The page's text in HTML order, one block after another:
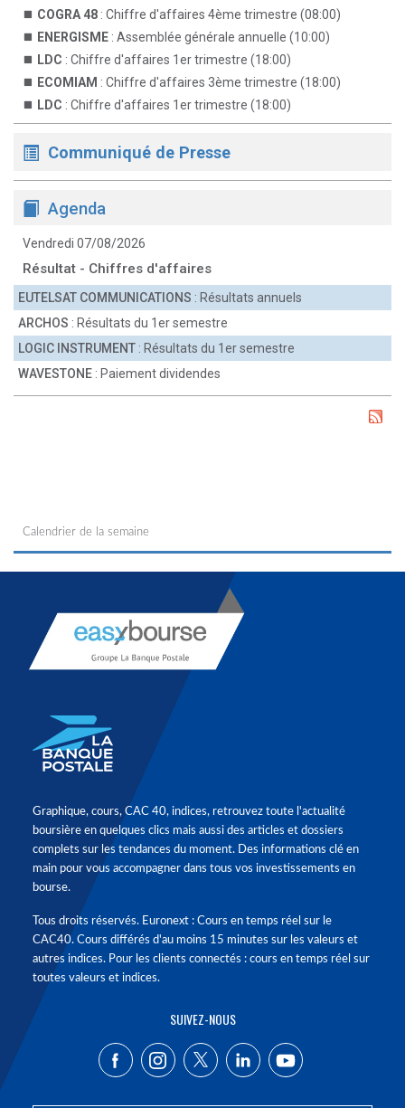
COGRA 48 : Chiffre d'affaires 4ème trimestre (08:00)
ENERGISME : Assemblée générale annuelle (10:00)
LDC : Chiffre d'affaires 1er trimestre (18:00)
ECOMIAM : Chiffre d'affaires 3ème trimestre (18:00)
LDC : Chiffre d'affaires 1er trimestre (18:00)
Communiqué de Presse
Agenda
Vendredi 07/08/2026
Résultat - Chiffres d'affaires
EUTELSAT COMMUNICATIONS : Résultats annuels
ARCHOS : Résultats du 1er semestre
LOGIC INSTRUMENT : Résultats du 1er semestre
WAVESTONE : Paiement dividendes
Calendrier de la semaine
Graphique, cours, CAC 40, indices, retrouvez toute l'actualité
boursière en quelques clics mais aussi des articles et dossiers
complets sur les tendances du moment. Des informations clé en
main pour vous accompagner dans tous vos investissements en
bourse.
Tous droits réservés. Euronext : Cours en temps réel sur le
CAC40. Cours différés d'au moins 15 minutes sur les valeurs et
autres indices. Pour les clients connectés : cours en temps réel sur
toutes valeurs et indices.
SUIVEZ-NOUS